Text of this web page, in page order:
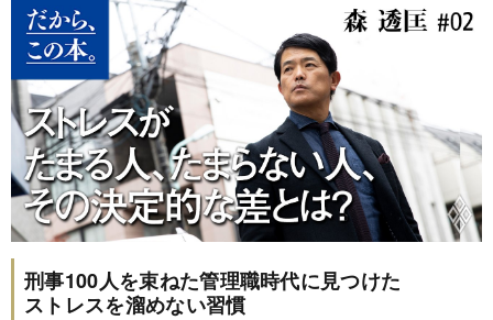
刑事100人を束ねた管理職時代に見つけた
ストレスを溜めない習慣